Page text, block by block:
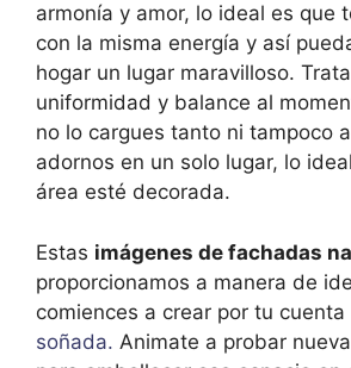
armonía y amor, lo ideal es que
con la misma energía y así
hogar un lugar maravilloso.
uniformidad y balance al
no lo cargues tanto ni tampoco
adornos en un solo lugar, lo
área esté decorada.
Estas imágenes de fachadas
proporcionamos a manera de
comiences a crear por tu cuenta
soñada. Animate a probar